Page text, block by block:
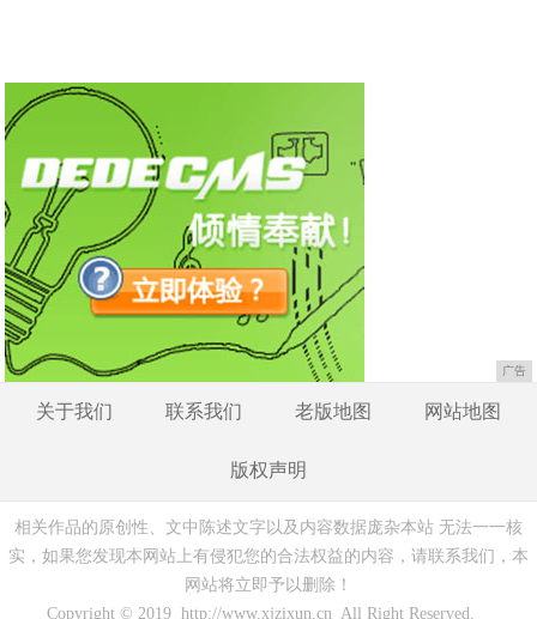
广告
关于我们 联系我们 老版地图 网站地图
版权声明
相关作品的原创性、文中陈述文字以及内容数据庞杂本站 无法一一核
实，如果您发现本网站上有侵犯您的合法权益的内容，请联系我们，本
网站将立即予以删除！
Copyright © 2019 http://www.xjzixun.cn All Right Reserved.